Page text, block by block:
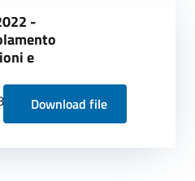
-
e
KBDownload file